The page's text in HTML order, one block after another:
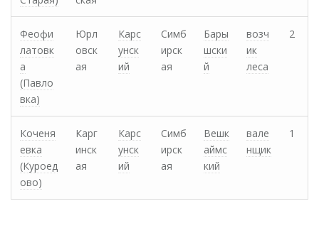
Феофи
латовк
а
(Павло
вка)
Юрл
овск
ая
Карс
унск
ий
Симб
ирск
ая
Бары
шски
й
возч
ик
леса
2
Коченя
евка
(Куроед
ово)
Карг
инск
ая
Карс
унск
ий
Симб
ирск
ая
Вешк
аймс
кий
вале
нщик
1